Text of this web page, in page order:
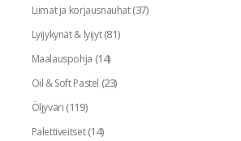
Liimat ja korjausnauhat(37)
Lyijykynät & lyijyt(81)
Maalauspohja (14)
Oil & Soft Pastel (23)
Öljyväri(119)
Palettiveitset(14)